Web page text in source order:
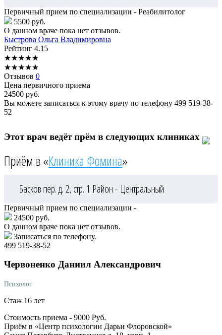
Первичный прием по специализации - Реабилитолог
5500 руб.
О данном враче пока нет отзывов.
Быстрова Ольга Владимировна
Рейтинг 4.15
★★★★★
★★★★★
Отзывов 0
Цена первичного приема
24500 руб.
Вы можете записаться к этому врачу по телефону 499 519-38-
52
Этот врач ведёт прём в следующих клиниках
Приём в «Клиника Фомина»
Басков пер. д. 2, стр. 1 Район - Центральный
Первичный прием по специализации -
24500 руб.
О данном враче пока нет отзывов.
Записаться по телефону.
499 519-38-52
Червоненко Даниил Александрович
Психолог
Стаж 16 лет
Стоимость приема - 9000 Руб.
Приём в «Центр психологии Дарьи Флоровской»